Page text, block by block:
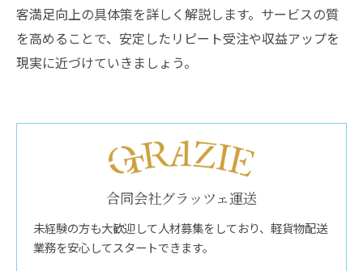
客満足向上の具体策を詳しく解説します。サービスの質
を高めることで、安定したリピート受注や収益アップを
現実に近づけていきましょう。
合同会社グラッツェ運送
未経験の方も大歓迎して人材募集をしており、軽貨物配送
業務を安心してスタートできます。